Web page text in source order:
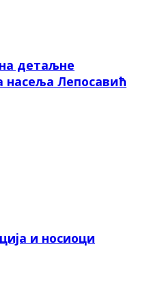
детаљне
насеља Лепосавић
и носиоци